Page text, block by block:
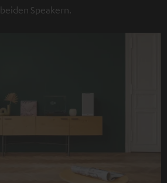
beiden Speakern.